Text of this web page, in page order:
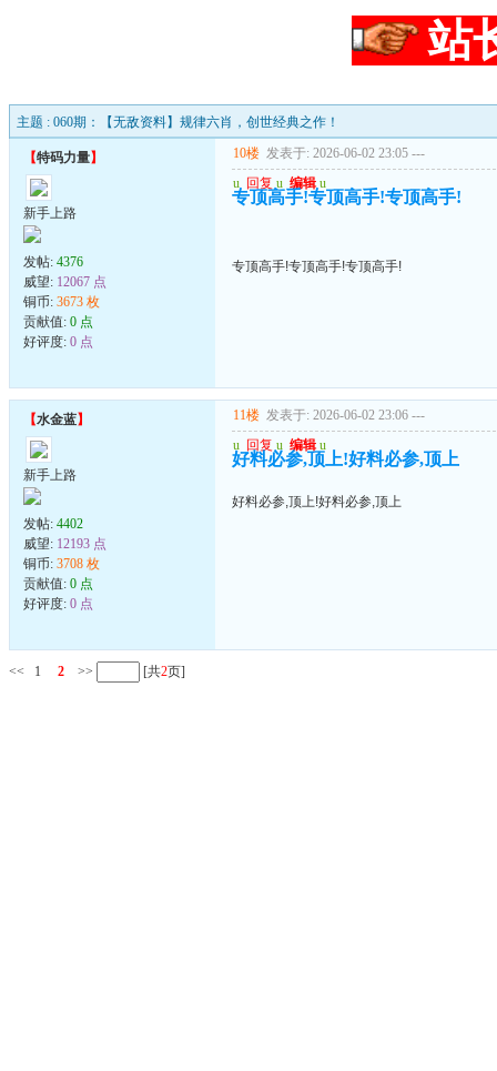
站
主题 : 060期：【无敌资料】规律六肖，创世经典之作！
【特码力量】
新手上路
发帖: 4376
威望: 12067 点
铜币: 3673 枚
贡献值: 0 点
好评度: 0 点
10楼 发表于: 2026-06-02 23:05 ---
u 回复 u 编辑 u
专顶高手!专顶高手!专顶高手!
专顶高手!专顶高手!专顶高手!
【水金蓝】
新手上路
发帖: 4402
威望: 12193 点
铜币: 3708 枚
贡献值: 0 点
好评度: 0 点
11楼 发表于: 2026-06-02 23:06 ---
u 回复 u 编辑 u
好料必参,顶上!好料必参,顶上
好料必参,顶上!好料必参,顶上
<< 1 2 >> [共2页]